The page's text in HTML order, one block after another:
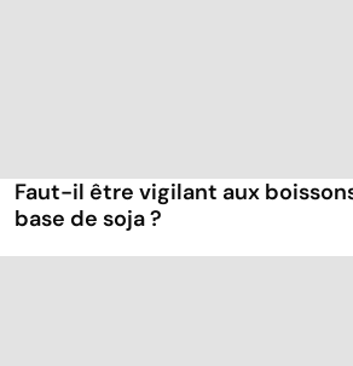
Faut-il être vigilant aux
base de soja ?